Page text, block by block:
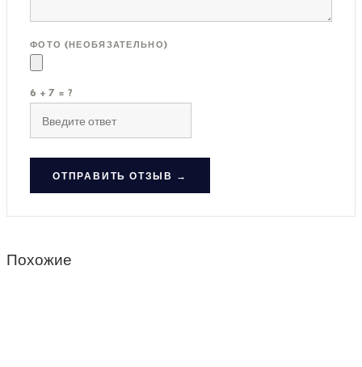
ФОТО (НЕОБЯЗАТЕЛЬНО)
6 + 7 = ?
ОТПРАВИТЬ ОТЗЫВ →
Похожие